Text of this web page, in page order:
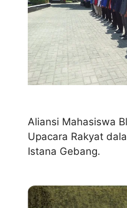
Aliansi Mahasiswa
Upacara Rakyat
Istana Gebang.